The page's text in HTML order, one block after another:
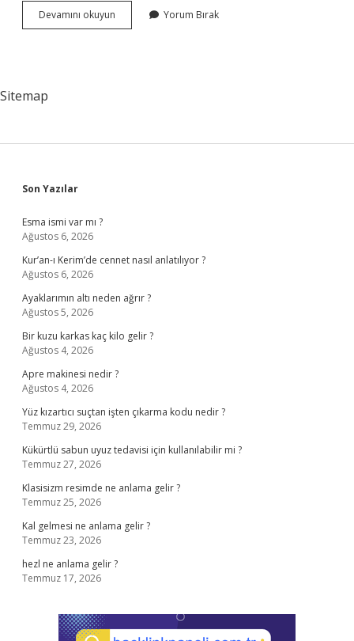
Devamını okuyun
Suya
Yorum Bırak
Sitemap
Sidebar
Son Yazılar
Esma ismi var mı ?
Ağustos 6, 2026
Kur’an-ı Kerim’de cennet nasıl anlatılıyor ?
Ağustos 6, 2026
Ayaklarımın altı neden ağrır ?
Ağustos 5, 2026
Bir kuzu karkas kaç kilo gelir ?
Ağustos 4, 2026
Apre makinesi nedir ?
Ağustos 4, 2026
Yüz kızartıcı suçtan işten çıkarma kodu nedir ?
Temmuz 29, 2026
Kükürtlü sabun uyuz tedavisi için kullanılabilir mi ?
Temmuz 27, 2026
Klasisizm resimde ne anlama gelir ?
Temmuz 25, 2026
Kal gelmesi ne anlama gelir ?
Temmuz 23, 2026
hezl ne anlama gelir ?
Temmuz 17, 2026